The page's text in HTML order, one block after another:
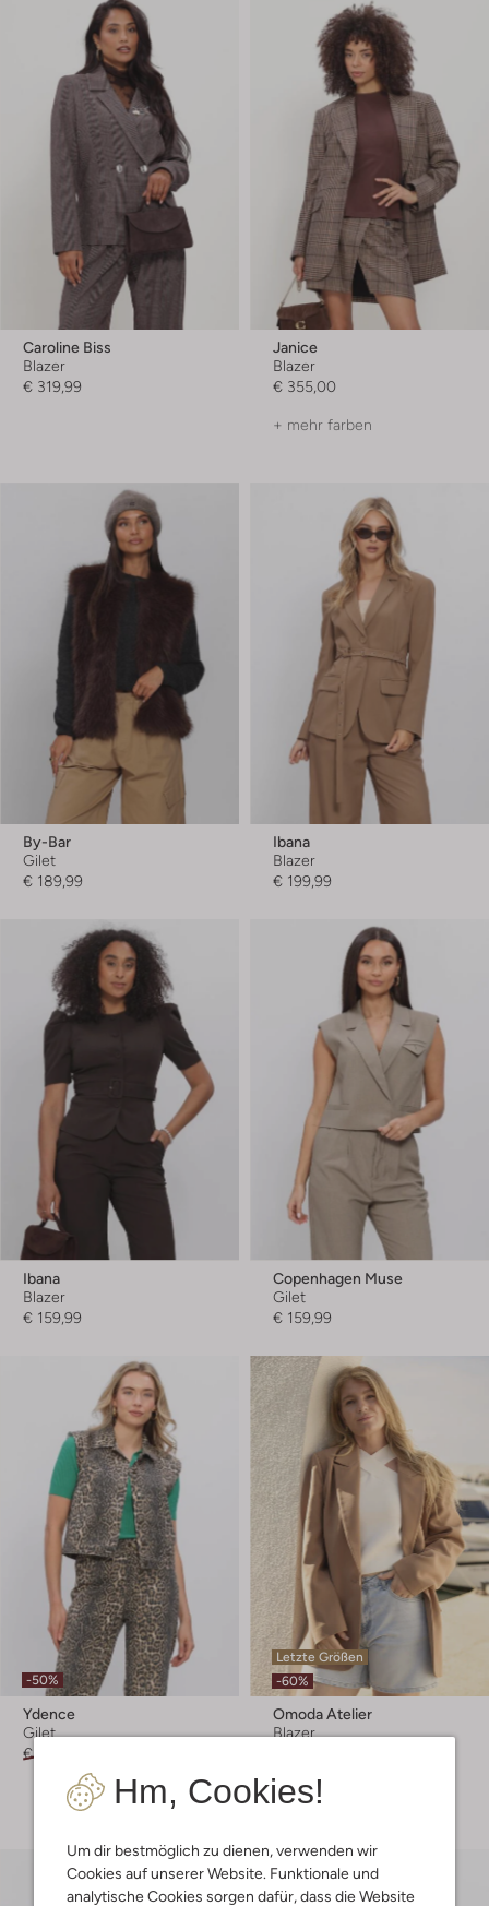
Hm, Cookies!
Um dir bestmöglich zu dienen, verwenden wir
Cookies auf unserer Website. Funktionale und
analytische Cookies sorgen dafür, dass die Website
Caroline Biss
Blazer
€ 319,99
Janice
Blazer
€ 355,00
+ mehr farben
By-Bar
Gilet
€ 189,99
Ibana
Blazer
€ 199,99
Ibana
Blazer
€ 159,99
Copenhagen Muse
Gilet
€ 159,99
-50%
Ydence
Gilet
€ 69,99
Letzte Größen
-60%
Omoda Atelier
Blazer
+ mehr farben